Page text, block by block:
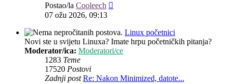
Postao/la Cooleech
07 ožu 2026, 09:13
Linux početnici
Novi ste u svijetu Linuxa? Imate hrpu početničkih pitanja?
Moderator/ica: Moderatori/ce
1283 Teme
17520 Postovi
Zadnji post Re: Nakon Minimized, datote...